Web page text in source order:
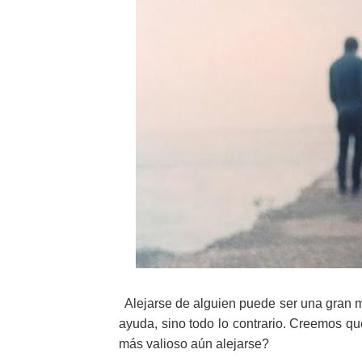
Alejarse de alguien puede ser una gran
ayuda, sino todo lo contrario.Creemos
más valioso aún alejarse?